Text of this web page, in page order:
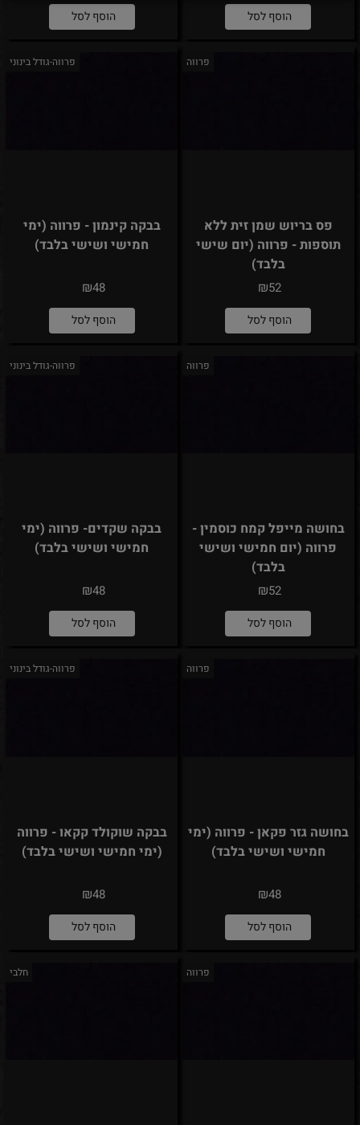
הוסף לסל הוסף לסל
פרווה
פס בריוש שמן זית ללא
תוספות - פרווה (יום שישי
בלבד)
₪52
הוסף לסל
פרווה-גודל בינוני
בבקה קינמון - פרווה (ימי
חמישי ושישי בלבד)
₪48
הוסף לסל
פרווה
בחושה מייפל קמח כוסמין -
פרווה (יום חמישי ושישי
בלבד)
₪52
הוסף לסל
פרווה-גודל בינוני
בבקה שקדים- פרווה (ימי
חמישי ושישי בלבד)
₪48
הוסף לסל
פרווה
בחושה גזר פקאן - פרווה (ימי
חמישי ושישי בלבד)
₪48
הוסף לסל
פרווה-גודל בינוני
בבקה שוקולד קקאו - פרווה
(ימי חמישי ושישי בלבד)
₪48
הוסף לסל
פרווה חלבי